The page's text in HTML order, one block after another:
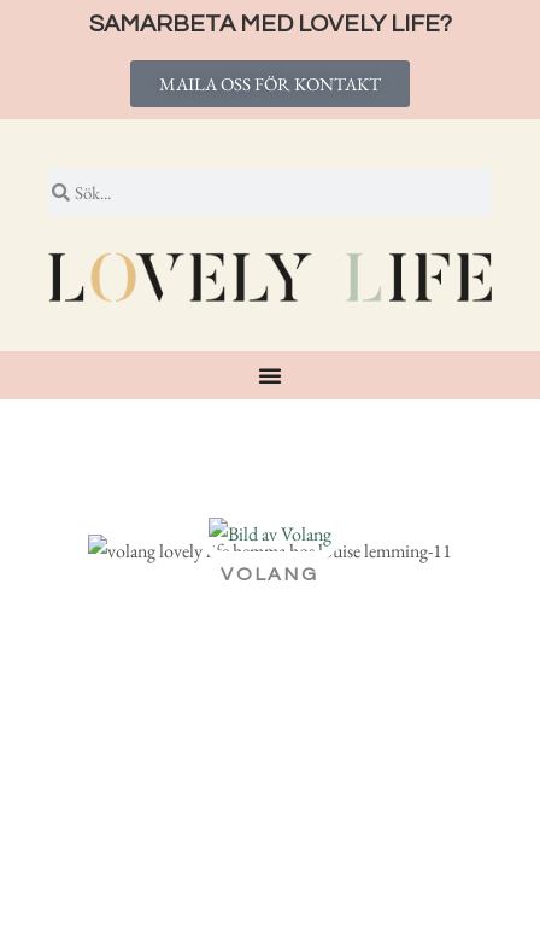
SAMARBETA MED LOVELY LIFE?
MAILA OSS FÖR KONTAKT
VOLANG